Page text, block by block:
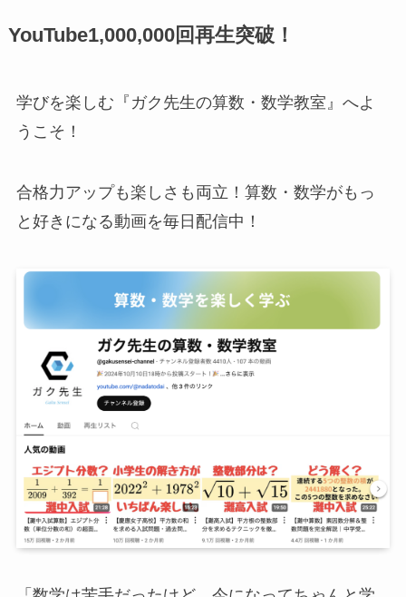
YouTube1,000,000回再生突破！
学びを楽しむ『ガク先生の算数・数学教室』へよ
うこそ！
合格力アップも楽しさも両立！算数・数学がもっ
と好きになる動画を毎日配信中！